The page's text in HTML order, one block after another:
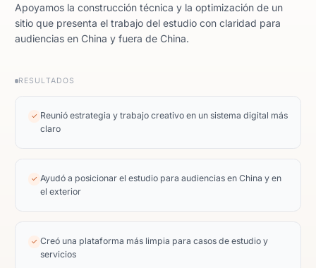
Apoyamos la construcción técnica y la optimización de un
sitio que presenta el trabajo del estudio con claridad para
audiencias en China y fuera de China.
RESULTADOS
✓ Reunió estrategia y trabajo creativo en un sistema digital más
claro
✓ Ayudó a posicionar el estudio para audiencias en China y en
el exterior
✓ Creó una plataforma más limpia para casos de estudio y
servicios